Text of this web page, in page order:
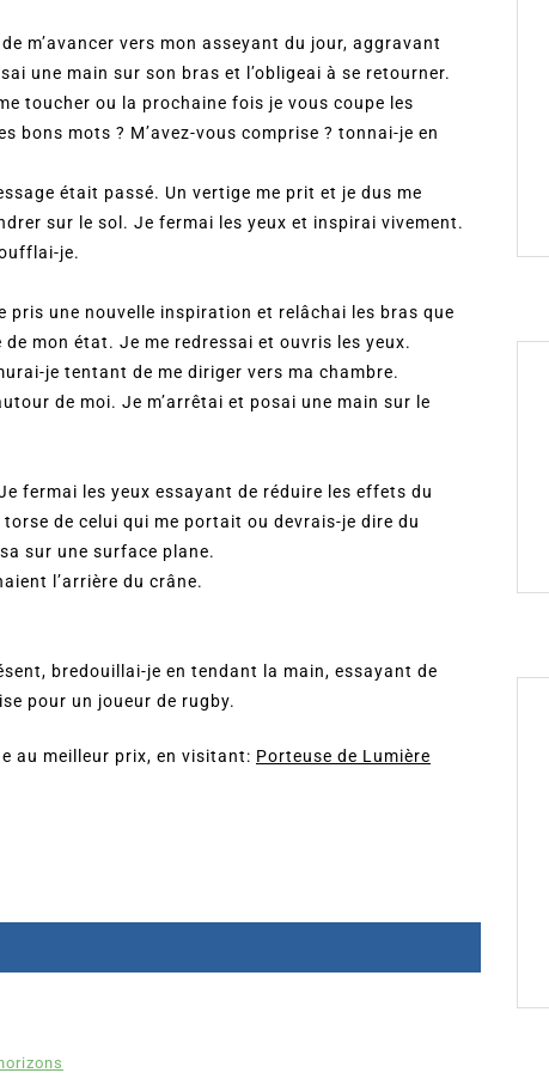
m’avancer vers mon asseyant du jour, aggravant
une main sur son bras et l’obligeai à se retourner.
toucher ou la prochaine fois je vous coupe les
bons mots ? M’avez-vous comprise ? tonnai-je en
était passé. Un vertige me prit et je dus me
sur le sol. Je fermai les yeux et inspirai vivement.
je.
pris une nouvelle inspiration et relâchai les bras que
mon état. Je me redressai et ouvris les yeux.
je tentant de me diriger vers ma chambre.
de moi. Je m’arrêtai et posai une main sur le
fermai les yeux essayant de réduire les effets du
de celui qui me portait ou devrais-je dire du
sur une surface plane.
l’arrière du crâne.
bredouillai-je en tendant la main, essayant de
pour un joueur de rugby.
au meilleur prix, en visitant: Porteuse de Lumière